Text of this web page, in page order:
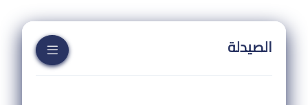
الصيدلة